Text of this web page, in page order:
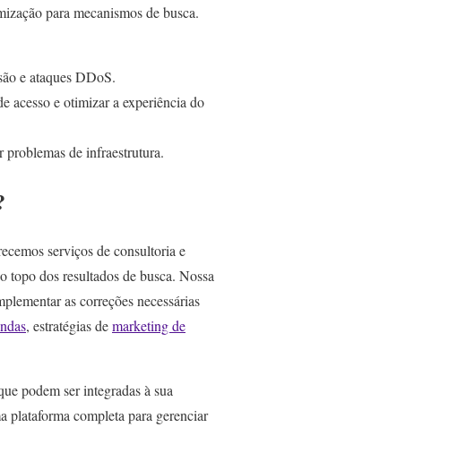
para mecanismos de busca.
e ataques DDoS.
acesso e otimizar a experiência do
problemas de infraestrutura.
serviços de consultoria e
dos resultados de busca. Nossa
as correções necessárias
, estratégias demarketing de
podem ser integradas à sua
plataforma completa para gerenciar